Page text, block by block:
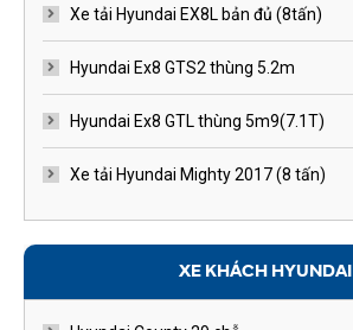
Xe tải Hyundai EX8L bản đủ (8tấn)
Hyundai Ex8 GTS2 thùng 5.2m
Hyundai Ex8 GTL thùng 5m9(7.1T)
Xe tải Hyundai Mighty 2017 (8 tấn)
XE KHÁCH HYUNDAI